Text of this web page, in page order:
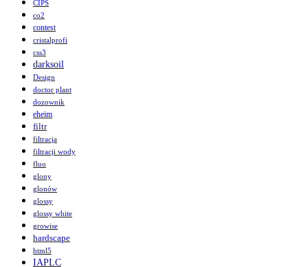
CIPS
co2
contest
cristalprofi
css3
darksoil
Design
doctor plant
dozownik
eheim
filtr
filtracja
filtracji wody
fluo
glony
glonów
glossy
glossy white
growise
hardscape
html5
IAPLC